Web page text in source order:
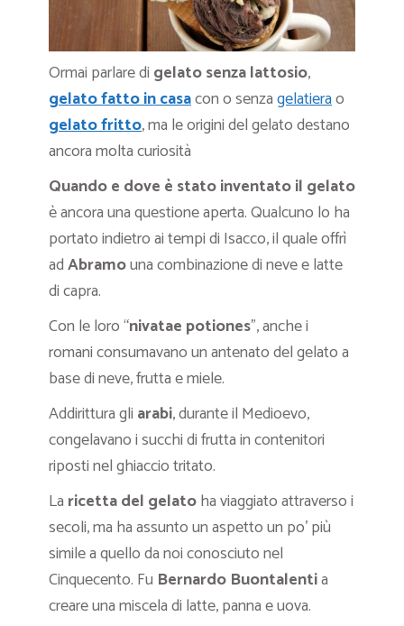
Ormai parlare di gelato senza lattosio,
gelato fatto in casacon o senzagelatierao
gelato fritto, ma le origini del gelato destano
ancora molta curiosità
Quando e dove è stato inventato il gelato
è ancora una questione aperta. Qualcuno lo ha
portato indietro ai tempi di Isacco, il quale offrì
adAbramouna combinazione di neve e latte
di capra.
Con le loro “nivatae potiones”, anche i
romani consumavano un antenato del gelato a
base di neve, frutta e miele.
Addirittura gli arabi, durante il Medioevo,
congelavano i succhi di frutta in contenitori
riposti nel ghiaccio tritato.
La ricetta del gelatoha viaggiato attraverso i
secoli, ma ha assunto un aspetto un po’ più
simile a quello da noi conosciuto nel
Cinquecento. Fu Bernardo Buontalentia
creare una miscela di latte, panna e uova.